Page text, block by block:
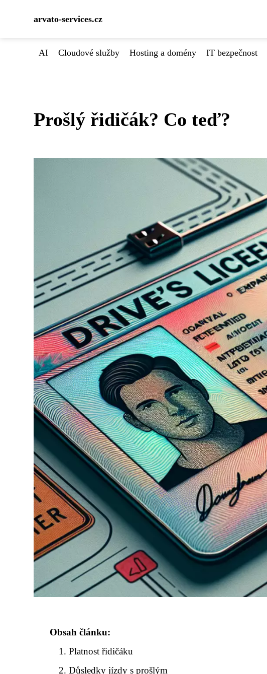
arvato-services.cz
AI Cloudové služby Hosting a domény IT bezpečnost
Prošlý řidičák? Co teď?
Obsah článku:
Platnost řidičáku
Důsledky jízdy s prošlým